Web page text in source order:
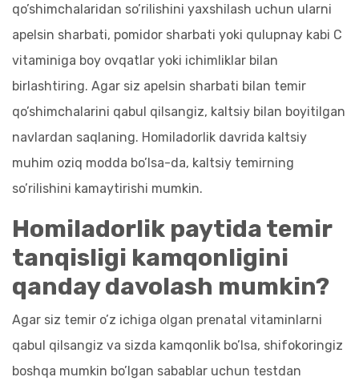
qo’shimchalaridan so’rilishini yaxshilash uchun ularni
apelsin sharbati, pomidor sharbati yoki qulupnay kabi C
vitaminiga boy ovqatlar yoki ichimliklar bilan
birlashtiring. Agar siz apelsin sharbati bilan temir
qo’shimchalarini qabul qilsangiz, kaltsiy bilan boyitilgan
navlardan saqlaning. Homiladorlik davrida kaltsiy
muhim oziq modda bo’lsa-da, kaltsiy temirning
so’rilishini kamaytirishi mumkin.
Homiladorlik paytida temir
tanqisligi kamqonligini
qanday davolash mumkin?
Agar siz temir o’z ichiga olgan prenatal vitaminlarni
qabul qilsangiz va sizda kamqonlik bo’lsa, shifokoringiz
boshqa mumkin bo’lgan sabablar uchun testdan